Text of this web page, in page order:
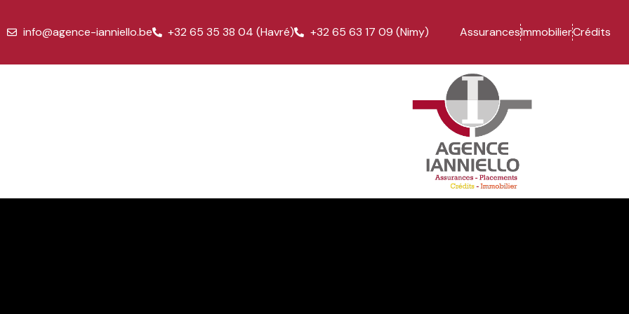
info@agence-ianniello.be +32 65 35 38 04 (Havré) +32 65 63 17 09 (Nimy) AssurancesImmobilierCrédits